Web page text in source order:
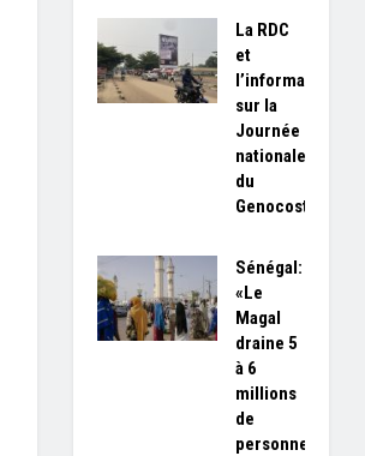
La RDC
et
l’information
sur la
Journée
nationale
du
Genocost
Sénégal:
«Le
Magal
draine 5
à 6
millions
de
personnes,